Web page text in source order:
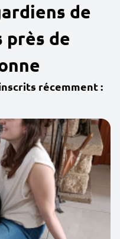
de
près de
récemment :